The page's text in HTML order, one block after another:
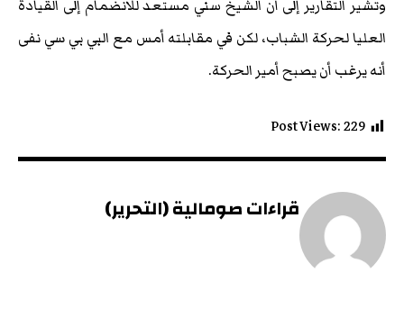
وتشير التقارير إلى أن الشيخ سني مستعد للانضمام إلى القيادة
العليا لحركة الشباب، لكن في مقابلته أمس مع البي بي سي نفى
أنه يرغب أن يصبح أمير الحركة.
Post Views:229
قراءات صومالية (التحرير)